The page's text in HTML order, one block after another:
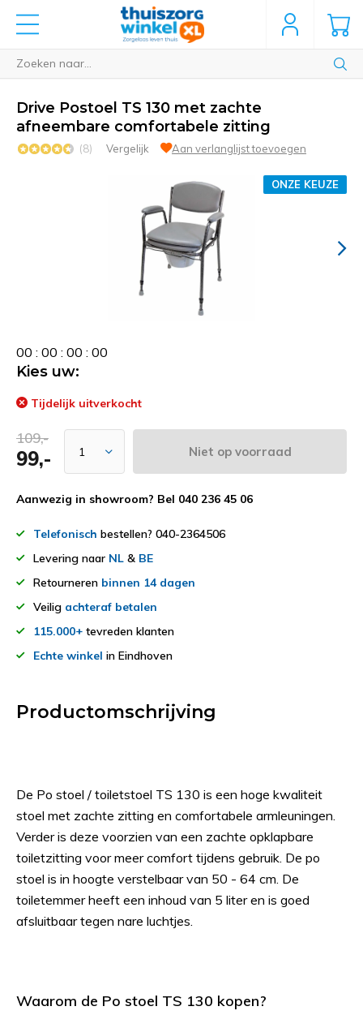
Drive Postoel TS 130 met zachte
afneembare comfortabele zitting
(8) Vergelijk Aan verlanglijst toevoegen
ONZE KEUZE
00 : 00 : 00 : 00
Kies uw:
Tijdelijk uitverkocht
109,-
99,- Niet op voorraad
Aanwezig in showroom? Bel 040 236 45 06
Telefonisch bestellen? 040-2364506
Levering naar NL & BE
Retourneren binnen 14 dagen
Veilig achteraf betalen
115.000+ tevreden klanten
Echte winkel in Eindhoven
Productomschrijving
De Po stoel / toiletstoel TS 130 is een hoge kwaliteit
stoel met zachte zitting en comfortabele armleuningen.
Verder is deze voorzien van een zachte opklapbare
toiletzitting voor meer comfort tijdens gebruik. De po
stoel is in hoogte verstelbaar van 50 - 64 cm. De
toiletemmer heeft een inhoud van 5 liter en is goed
afsluitbaar tegen nare luchtjes.
Waarom de Po stoel TS 130 kopen?